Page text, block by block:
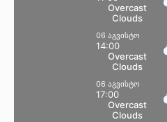
Overcast
Clouds
06 აგვისტო
14:00
Overcast
Clouds
06 აგვისტო
17:00
Overcast
Clouds